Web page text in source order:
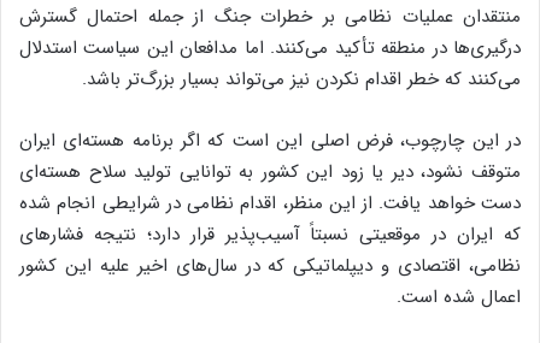
منتقدان عملیات نظامی بر خطرات جنگ از جمله احتمال گسترش
درگیری‌ها در منطقه تأکید می‌کنند. اما مدافعان این سیاست استدلال
می‌کنند که خطر اقدام نکردن نیز می‌تواند بسیار بزرگ‌تر باشد.
در این چارچوب، فرض اصلی این است که اگر برنامه هسته‌ای ایران
متوقف نشود، دیر یا زود این کشور به توانایی تولید سلاح هسته‌ای
دست خواهد یافت. از این منظر، اقدام نظامی در شرایطی انجام شده
که ایران در موقعیتی نسبتاً آسیب‌پذیر قرار دارد؛ نتیجه فشارهای
نظامی، اقتصادی و دیپلماتیکی که در سال‌های اخیر علیه این کشور
اعمال شده است.